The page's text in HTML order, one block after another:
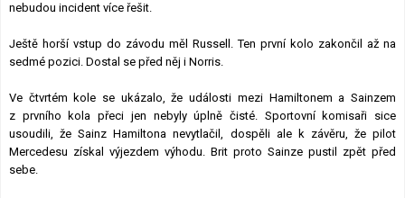
nebudou incident více řešit.
Ještě horší vstup do závodu měl Russell. Ten první kolo zakončil až na
sedmé pozici. Dostal se před něj i Norris.
Ve čtvrtém kole se ukázalo, že události mezi Hamiltonem a Sainzem
z prvního kola přeci jen nebyly úplně čisté. Sportovní komisaři sice
usoudili, že Sainz Hamiltona nevytlačil, dospěli ale k závěru, že pilot
Mercedesu získal výjezdem výhodu. Brit proto Sainze pustil zpět před
sebe.